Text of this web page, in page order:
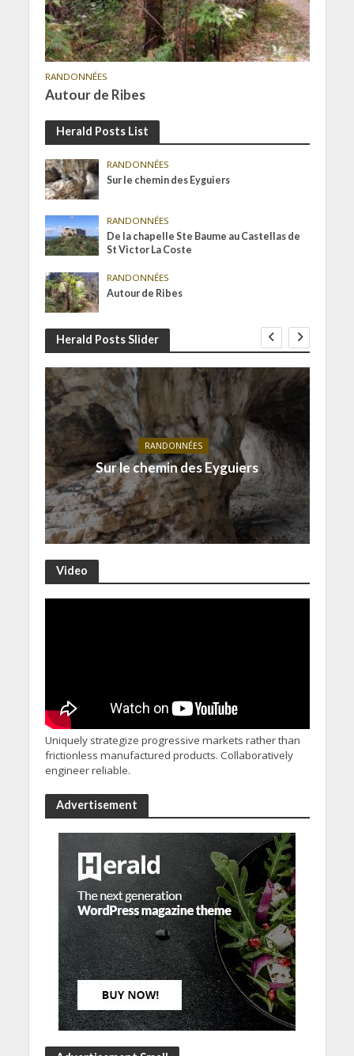
RANDONNÉES
Autour de Ribes
Herald Posts List
RANDONNÉES
Sur le chemin des Eyguiers
RANDONNÉES
De la chapelle Ste Baume au Castellas de
St Victor La Coste
RANDONNÉES
Autour de Ribes
Herald Posts Slider
RANDONNÉES
Sur le chemin des Eyguiers
Video
Uniquely strategize progressive markets rather than
frictionless manufactured products. Collaboratively
engineer reliable.
Advertisement